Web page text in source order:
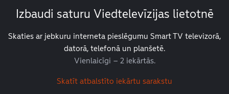
Izbaudi saturu Viedtelevīzijas lietotnē
Skaties ar jebkuru interneta pieslēgumu Smart TV televizorā,
datorā, telefonā un planšetē.
Vienlaicīgi – 2 iekārtās.
Skatīt atbalstīto iekārtu sarakstu